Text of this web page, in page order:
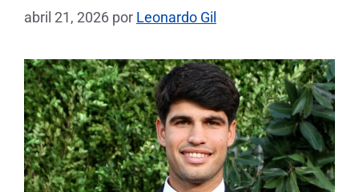
abril 21, 2026 por Leonardo Gil